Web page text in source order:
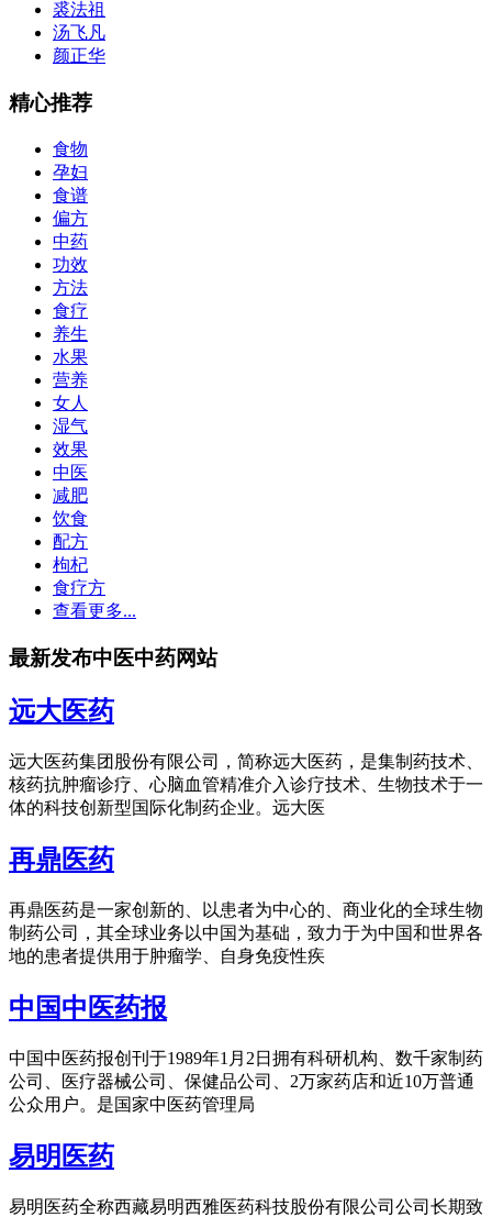
裘法祖
汤飞凡
颜正华
精心推荐
食物
孕妇
食谱
偏方
中药
功效
方法
食疗
养生
水果
营养
女人
湿气
效果
中医
减肥
饮食
配方
枸杞
食疗方
查看更多...
最新发布中医中药网站
远大医药
远大医药集团股份有限公司，简称远大医药，是集制药技术、
核药抗肿瘤诊疗、心脑血管精准介入诊疗技术、生物技术于一
体的科技创新型国际化制药企业。远大医
再鼎医药
再鼎医药是一家创新的、以患者为中心的、商业化的全球生物
制药公司，其全球业务以中国为基础，致力于为中国和世界各
地的患者提供用于肿瘤学、自身免疫性疾
中国中医药报
中国中医药报创刊于1989年1月2日拥有科研机构、数千家制药
公司、医疗器械公司、保健品公司、2万家药店和近10万普通
公众用户。是国家中医药管理局
易明医药
易明医药全称西藏易明西雅医药科技股份有限公司公司长期致